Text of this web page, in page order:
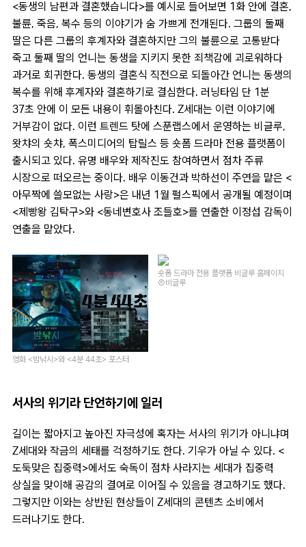
<동생의 남편과 결혼했습니다>를 예시로 들어보면 1화 안에 결혼,
불륜, 죽음, 복수 등의 이야기가 숨 가쁘게 전개된다. 그룹의 둘째
딸은 다른 그룹의 후계자와 결혼하지만 그의 불륜으로 고통받다
죽고 둘째 딸의 언니는 동생을 지키지 못한 죄책감에 괴로워하다
과거로 회귀한다. 동생의 결혼식 직전으로 되돌아간 언니는 동생의
복수를 위해 후계자와 결혼하기로 결심한다. 러닝타임 단 1분
37초 안에 이 모든 내용이 휘몰아친다. Z세대는 이런 이야기에
거부감이 없다. 이런 트렌드 탓에 스푼랩스에서 운영하는 비글루,
왓챠의 숏챠, 폭스미디어의 탑릴스 등 숏폼 드라마 전용 플랫폼이
출시되고 있다. 유명 배우와 제작진도 참여하면서 점차 주류
시장으로 떠오르는 중이다. 배우 이동건과 박하선이 주연을 맡은 <
아무짝에 쓸모없는 사랑>은 내년 1월 펄스픽에서 공개될 예정이며
<제빵왕 김탁구>와 <동네변호사 조들호>를 연출한 이정섭 감독이
연출을 맡았다.
영화 <밤낚시>와 <4분 44초> 포스터
숏폼 드라마 전용 플랫폼 비글루 홈페이지
Ⓒ비글루
서사의 위기라 단언하기에 일러
길이는 짧아지고 높아진 자극성에 혹자는 서사의 위기가 아니냐며
Z세대와 작금의 세태를 걱정하기도 한다. 기우가 아닐 수 있다. <
도둑맞은 집중력>에서도 숙독이 점차 사라지는 세대가 집중력
상실을 맞이해 공감의 결여로 이어질 수 있음을 경고하기도 했다.
그렇지만 이와는 상반된 현상들이 Z세대의 콘텐츠 소비에서
드러나기도 한다.